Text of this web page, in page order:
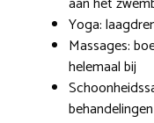
Yoga:
Massages:
helemaal bij